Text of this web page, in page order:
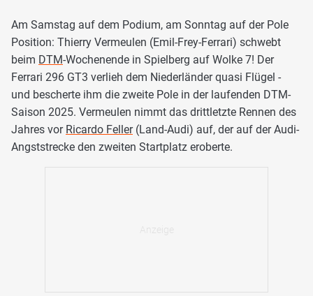
Am Samstag auf dem Podium, am Sonntag auf der Pole
Position: Thierry Vermeulen (Emil-Frey-Ferrari) schwebt
beim DTM-Wochenende in Spielberg auf Wolke 7! Der
Ferrari 296 GT3 verlieh dem Niederländer quasi Flügel -
und bescherte ihm die zweite Pole in der laufenden DTM-
Saison 2025. Vermeulen nimmt das drittletzte Rennen des
Jahres vor Ricardo Feller(Land-Audi) auf, der auf der Audi-
Angststrecke den zweiten Startplatz eroberte.